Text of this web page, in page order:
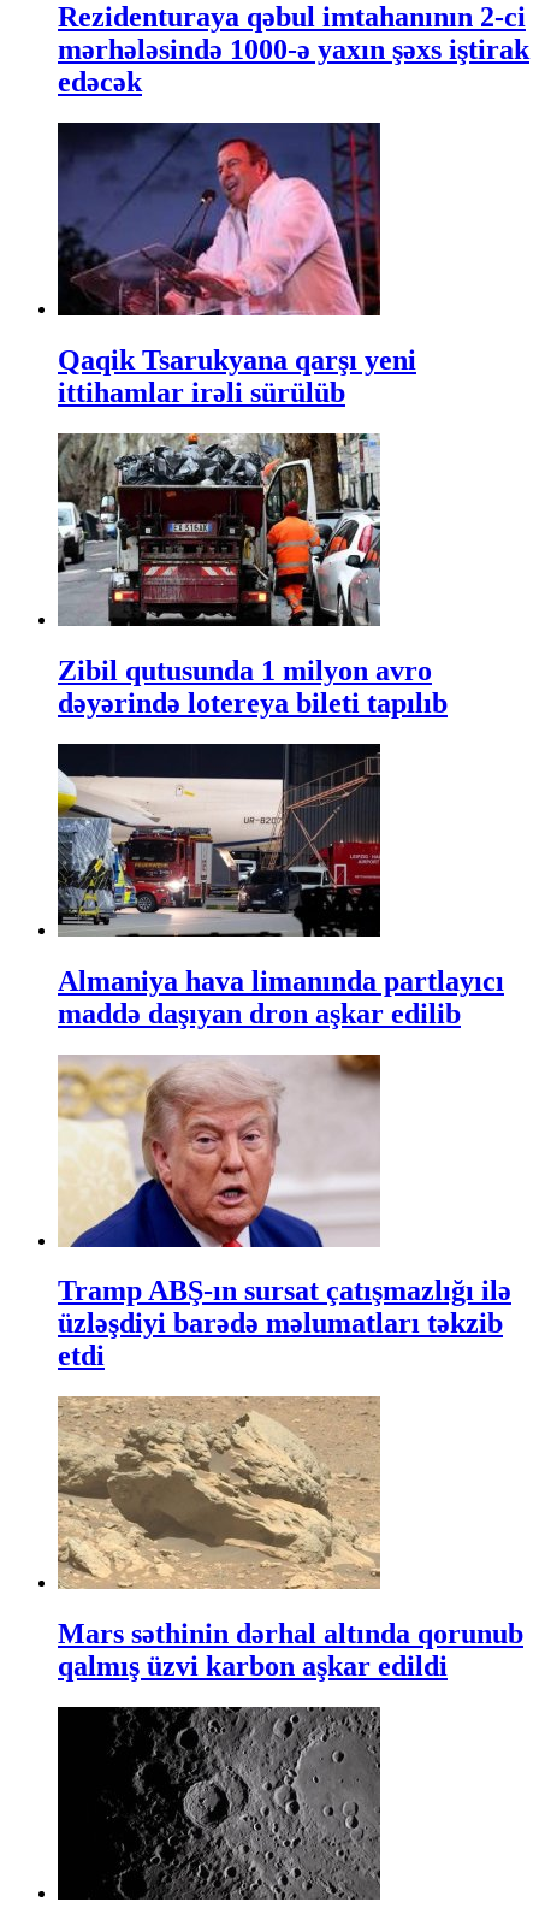
Rezidenturaya qəbul imtahanının 2-ci
mərhələsində 1000-ə yaxın şəxs iştirak
edəcək
Qaqik Tsarukyana qarşı yeni
ittihamlar irəli sürülüb
Zibil qutusunda 1 milyon avro
dəyərində lotereya bileti tapılıb
Almaniya hava limanında partlayıcı
maddə daşıyan dron aşkar edilib
Tramp ABŞ-ın sursat çatışmazlığı ilə
üzləşdiyi barədə məlumatları təkzib
etdi
Mars səthinin dərhal altında qorunub
qalmış üzvi karbon aşkar edildi